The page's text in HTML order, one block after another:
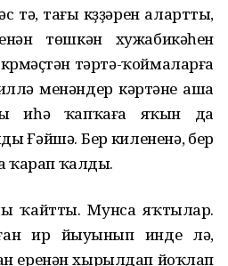
тә, тағы күҙҙәрен алартты,
төшкән хужабикәһен
тәртә-ҡоймаларға
менәндер кәртәне аша
иһә ҡапҡаға яҡын да
Ғәйшә. Бер килененә, бер
ҡарап ҡалды.
ҡайтты. Мунса яҡтылар.
ир йыуынып инде лә,
еренән хырылдап йоҡлап